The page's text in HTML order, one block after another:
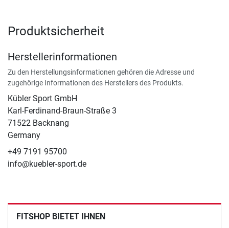
Produktsicherheit
Herstellerinformationen
Zu den Herstellungsinformationen gehören die Adresse und
zugehörige Informationen des Herstellers des Produkts.
Kübler Sport GmbH
Karl-Ferdinand-Braun-Straße 3
71522 Backnang
Germany
+49 7191 95700
info@kuebler-sport.de
FITSHOP BIETET IHNEN